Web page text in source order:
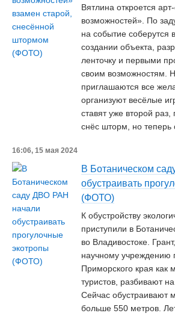
Вятлина откроется
возможностей». По
на событие соберутся
создании объекта,
ленточку и первыми
своим возможностям.
приглашаются все
организуют весёлые
ставят уже второй
снёс шторм, но теперь
16:06, 15 мая 2024
В Ботаническом
обустраивать
(ФОТО)
К обустройству
приступили в
во Владивостоке.
научному учреждению
Приморского края как
туристов, разбивают
Сейчас обустраивают
больше 550 метров.